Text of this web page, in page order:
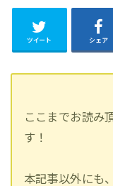
ツイート シェア
ここまでお読み
す！
本記事以外にも、